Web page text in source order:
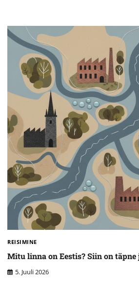
REISIMINE
Mitu linna on Eestis? Siin on
5. Juuli 2026